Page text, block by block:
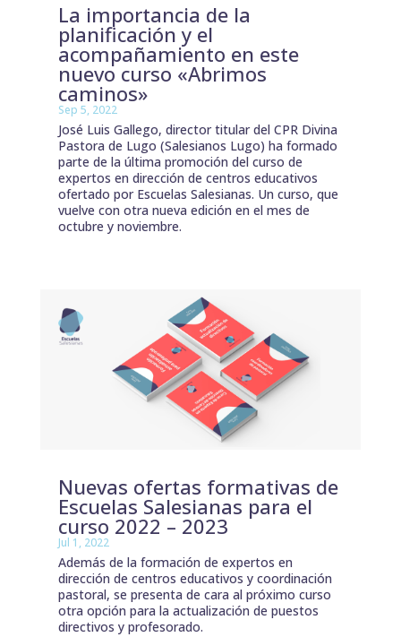
La importancia de la
planificación y el
acompañamiento en este
nuevo curso «Abrimos
caminos»
Sep 5, 2022
José Luis Gallego, director titular del CPR Divina
Pastora de Lugo (Salesianos Lugo) ha formado
parte de la última promoción del curso de
expertos en dirección de centros educativos
ofertado por Escuelas Salesianas. Un curso, que
vuelve con otra nueva edición en el mes de
octubre y noviembre.
Nuevas ofertas formativas de
Escuelas Salesianas para el
curso 2022 – 2023
Jul 1, 2022
Además de la formación de expertos en
dirección de centros educativos y coordinación
pastoral, se presenta de cara al próximo curso
otra opción para la actualización de puestos
directivos y profesorado.